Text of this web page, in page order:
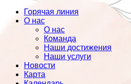
Горячая линия
О нас
О нас
Команда
Наши достижения
Наши услуги
Новости
Карта